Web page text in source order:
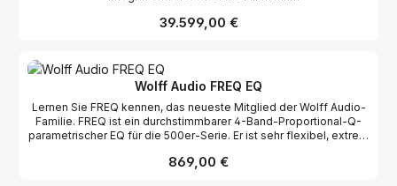
Regulärer Preis:
39.599,00 €
Wolff Audio FREQ EQ
Lernen Sie FREQ kennen, das neueste Mitglied der Wolff Audio-
Familie. FREQ ist ein durchstimmbarer 4-Band-Proportional-Q-
parametrischer EQ für die 500er-Serie. Er ist sehr flexibel, extrem
Projekttyp und jede Projektgröße. Dieses Produkt wurde von
Regulärer Preis:
869,00 €